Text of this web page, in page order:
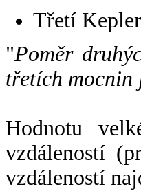
Třetí
"Poměr
třetích mocnin
Hodnotu
vzdáleností
vzdáleností